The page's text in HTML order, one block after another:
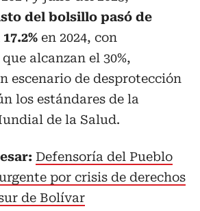
del bolsillo pasó de
en 2024, con
alcanzan el 30%,
escenario de desprotección
los estándares de la
de la Salud.
Defensoría del Pueblo
por crisis de derechos
de Bolívar